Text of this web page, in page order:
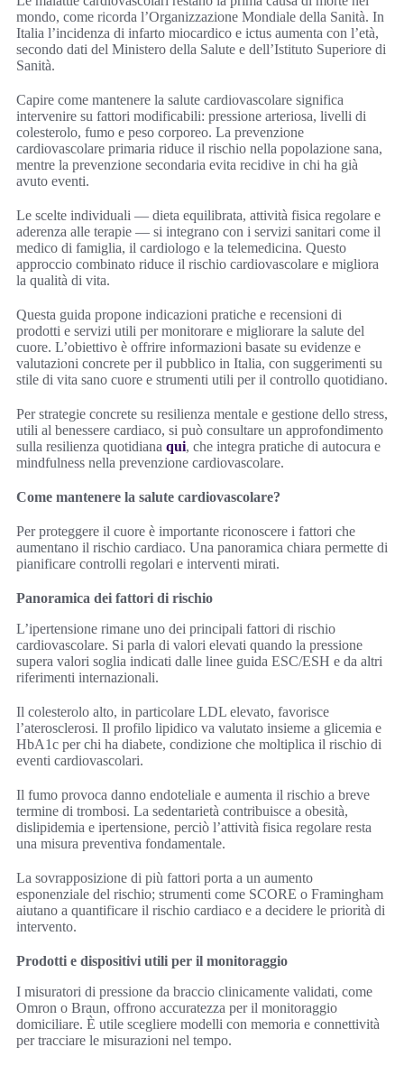
mondo, come ricorda l’Organizzazione Mondiale della Sanità. In
Italia l’incidenza di infarto miocardico e ictus aumenta con l’età,
secondo dati del Ministero della Salute e dell’Istituto Superiore di
Sanità.
Capire come mantenere la salute cardiovascolare significa
intervenire su fattori modificabili: pressione arteriosa, livelli di
colesterolo, fumo e peso corporeo. La prevenzione
cardiovascolare primaria riduce il rischio nella popolazione sana,
mentre la prevenzione secondaria evita recidive in chi ha già
avuto eventi.
Le scelte individuali — dieta equilibrata, attività fisica regolare e
aderenza alle terapie — si integrano con i servizi sanitari come il
medico di famiglia, il cardiologo e la telemedicina. Questo
approccio combinato riduce il rischio cardiovascolare e migliora
la qualità di vita.
Questa guida propone indicazioni pratiche e recensioni di
prodotti e servizi utili per monitorare e migliorare la salute del
cuore. L’obiettivo è offrire informazioni basate su evidenze e
valutazioni concrete per il pubblico in Italia, con suggerimenti su
stile di vita sano cuore e strumenti utili per il controllo quotidiano.
Per strategie concrete su resilienza mentale e gestione dello stress,
utili al benessere cardiaco, si può consultare un approfondimento
sulla resilienza quotidiana qui, che integra pratiche di autocura e
mindfulness nella prevenzione cardiovascolare.
Come mantenere la salute cardiovascolare?
Per proteggere il cuore è importante riconoscere i fattori che
aumentano il rischio cardiaco. Una panoramica chiara permette di
pianificare controlli regolari e interventi mirati.
Panoramica dei fattori di rischio
L’ipertensione rimane uno dei principali fattori di rischio
cardiovascolare. Si parla di valori elevati quando la pressione
supera valori soglia indicati dalle linee guida ESC/ESH e da altri
riferimenti internazionali.
Il colesterolo alto, in particolare LDL elevato, favorisce
l’aterosclerosi. Il profilo lipidico va valutato insieme a glicemia e
HbA1c per chi ha diabete, condizione che moltiplica il rischio di
eventi cardiovascolari.
Il fumo provoca danno endoteliale e aumenta il rischio a breve
termine di trombosi. La sedentarietà contribuisce a obesità,
dislipidemia e ipertensione, perciò l’attività fisica regolare resta
una misura preventiva fondamentale.
La sovrapposizione di più fattori porta a un aumento
esponenziale del rischio; strumenti come SCORE o Framingham
aiutano a quantificare il rischio cardiaco e a decidere le priorità di
intervento.
Prodotti e dispositivi utili per il monitoraggio
I misuratori di pressione da braccio clinicamente validati, come
Omron o Braun, offrono accuratezza per il monitoraggio
domiciliare. È utile scegliere modelli con memoria e connettività
per tracciare le misurazioni nel tempo.